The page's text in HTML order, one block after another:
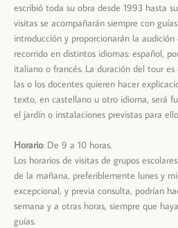
escribió toda su obra desde 1993 hasta
visitas se acompañarán siempre con
introducción y proporcionarán la
recorrido en distintos idiomas: español,
italiano o francés. La duración del tour
las o los docentes quieren hacer
texto, en castellano u otro idioma, será
el jardín o instalaciones previstas para
Horario: De 9 a 10 horas.
Los horarios de visitas de grupos
de la mañana, preferiblemente lunes y
excepcional, y previa consulta, podrían
semana y a otras horas, siempre que
guías.